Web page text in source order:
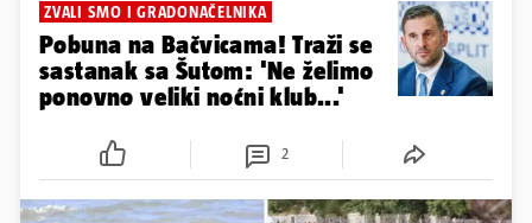
ZVALI SMO I GRADONAČELNIKA
Pobuna na Bačvicama! Traži se
sastanak sa Šutom: 'Ne želimo
ponovno veliki noćni klub...'
2